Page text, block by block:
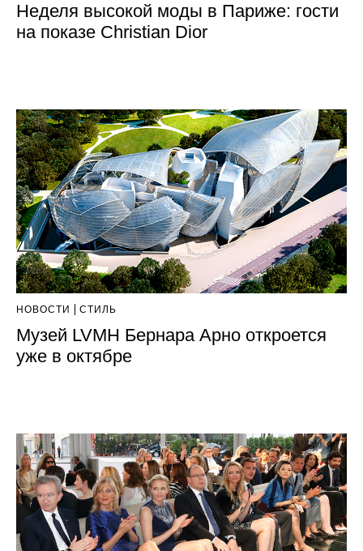
Неделя высокой моды в Париже: гости
на показе Christian Dior
НОВОСТИ СТИЛЬ
Музей LVMH Бернара Арно откроется
уже в октябре